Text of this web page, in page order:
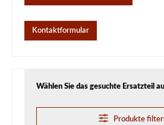
Kontaktformular
Wählen Sie das gesuchte Ersatzteil
Produkte